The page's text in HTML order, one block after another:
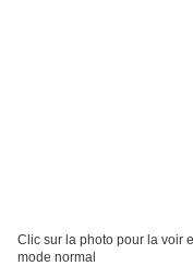
Clic sur la photo pour la voir
mode normal